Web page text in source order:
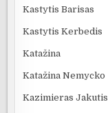
Kastytis Barisas
Kastytis Kerbedis
Katažina
Katažina Nemycko
Kazimieras Jakutis